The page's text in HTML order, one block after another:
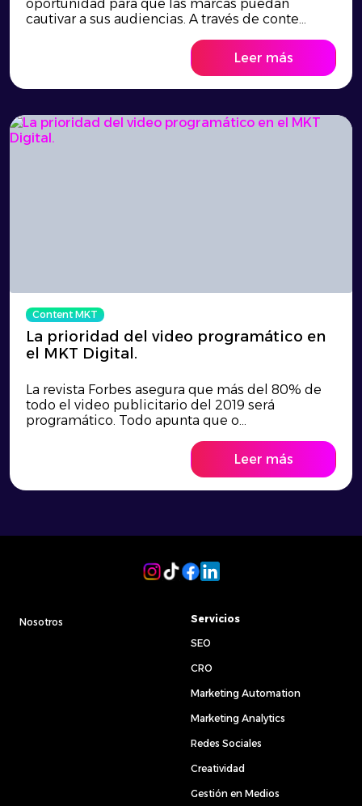
oportunidad para que las marcas puedan
cautivar a sus audiencias. A través de conte...
Leer más
Content MKT
La prioridad del video programático en
el MKT Digital.
La revista Forbes asegura que más del 80% de
todo el video publicitario del 2019 será
programático. Todo apunta que o...
Leer más
Nosotros
Servicios
SEO
CRO
Marketing Automation
Marketing Analytics
Redes Sociales
Creatividad
Gestión en Medios